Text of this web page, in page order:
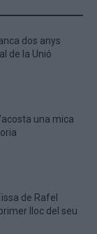
dos anys
de la Unió
una mica
de Rafel
lloc del seu